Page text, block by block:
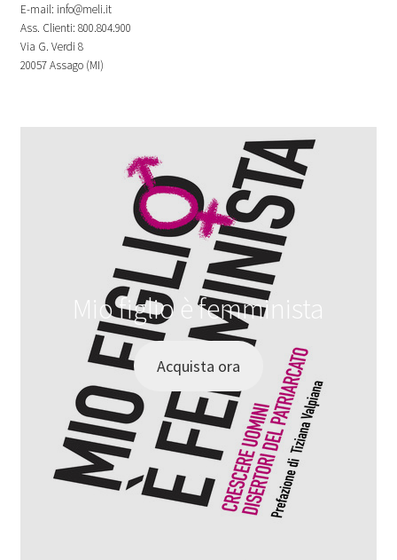
E-mail: info@meli.it
Ass. Clienti: 800.804.900
Via G. Verdi 8
20057 Assago (MI)
Mio figlio è femminista
Acquista ora